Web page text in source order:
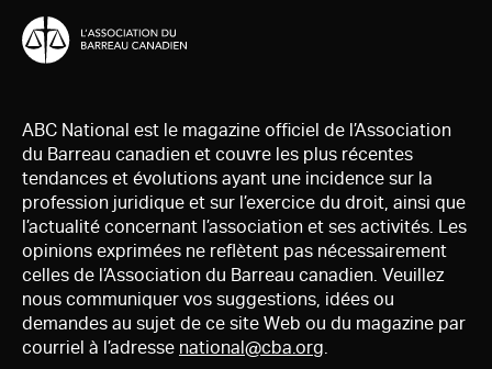
ABC National est le magazine officiel de l’Association
du Barreau canadien et couvre les plus récentes
tendances et évolutions ayant une incidence sur la
profession juridique et sur l’exercice du droit, ainsi que
l’actualité concernant l’association et ses activités. Les
opinions exprimées ne reflètent pas nécessairement
celles de l’Association du Barreau canadien. Veuillez
nous communiquer vos suggestions, idées ou
demandes au sujet de ce site Web ou du magazine par
courriel à l’adresse national@cba.org.